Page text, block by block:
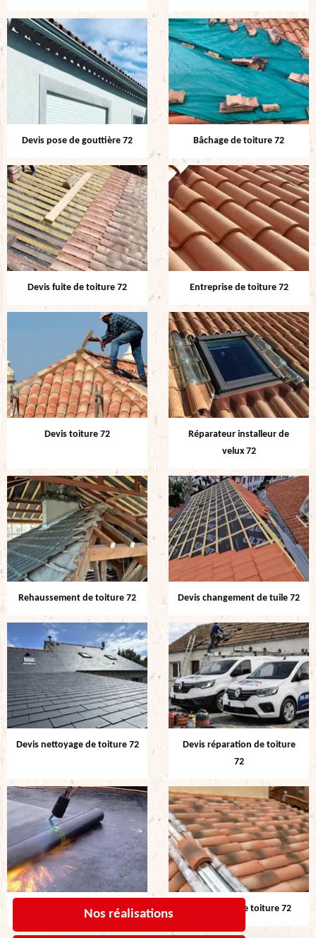
Nos réalisations
Devis pose de gouttière 72 Bâchage de toiture 72
Devis fuite de toiture 72 Entreprise de toiture 72
Devis toiture 72
Réparateur installeur de
velux 72
Rehaussement de toiture 72 Devis changement de tuile 72
Devis nettoyage de toiture 72
Devis réparation de toiture
72
Etanchéité de toiture 72 Rénovation de toiture 72